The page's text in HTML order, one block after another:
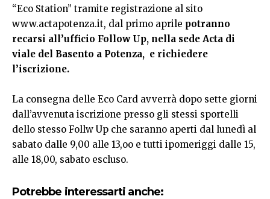
“Eco Station” tramite registrazione al sito
www.actapotenza.it, dal primo aprile potranno
recarsi all’ufficio Follow Up, nella sede Acta di
viale del Basento a Potenza, e richiedere
l’iscrizione.
La consegna delle Eco Card avverrà dopo sette giorni
dall’avvenuta iscrizione presso gli stessi sportelli
dello stesso Follw Up che saranno aperti dal lunedì al
sabato dalle 9,00 alle 13,oo e tutti ipomeriggi dalle 15,
alle 18,00, sabato escluso.
Potrebbe interessarti anche: